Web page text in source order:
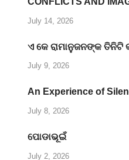
July 14, 2026
ଏ କେ ରାମାନୁଜନଙ୍କ ତିନିଟି
July 9, 2026
An Experience of
July 8, 2026
ପୋଡାଭୂଇଁ
July 2, 2026